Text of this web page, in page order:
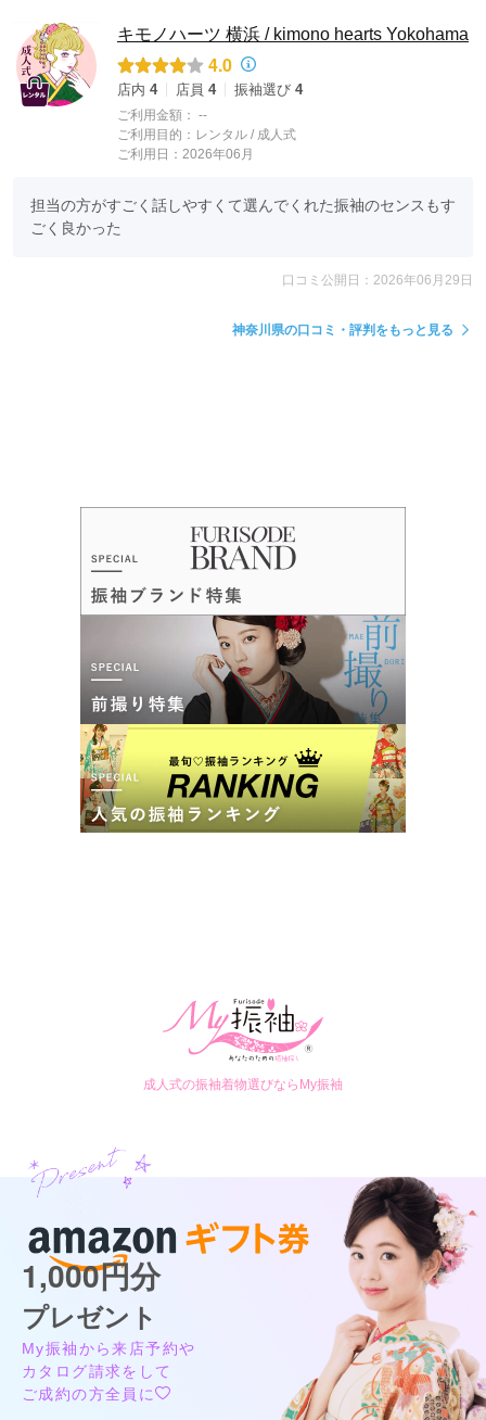
キモノハーツ 横浜 / kimono hearts Yokohama
4.0
店内 4 店員 4 振袖選び 4
ご利用金額： --
ご利用目的： レンタル / 成人式
ご利用日：2026年06月
担当の方がすごく話しやすくて選んでくれた振袖のセンスもす
ごく良かった
口コミ公開日：2026年06月29日
神奈川県の口コミ・評判をもっと見る
成人式の振袖着物選びならMy振袖
1,000円分
プレゼント
My振袖から来店予約や
カタログ請求をして
ご成約の方全員に